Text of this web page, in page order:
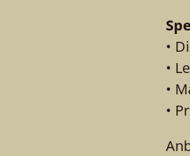
•
•
•
•